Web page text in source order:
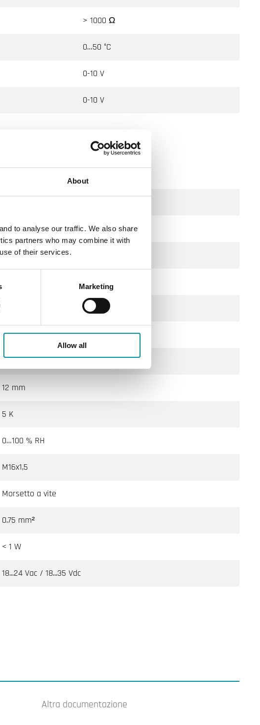
About
to analyse our traffic. We also share
partners who may combine it with
of their services.
Marketing
Allow all
> 1000 Ω
0…50 °C
0-10 V
0-10 V
10…95 % RH
-5…50 °C
75x103x266 mm
0.26 kg
12 mm
5 K
0…100 % RH
M16x1,5
Morsetto a vite
0.75 mm²
< 1 W
18...24 Vac / 18...35 Vdc
Altra documentazione